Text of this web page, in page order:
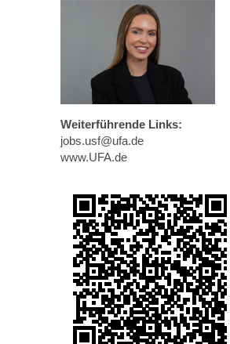
Weiterführende Links:
jobs.usf@ufa.de
www.UFA.de